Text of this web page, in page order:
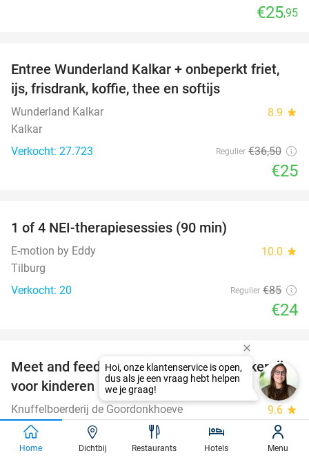
€25,95
32%
Entree Wunderland Kalkar + onbeperkt friet,
ijs, frisdrank, koffie, thee en softijs
Wunderland Kalkar 8.9 star
Kalkar
Verkocht: 27.723
Regulier €36,50
€25
1 of 4 NEI-therapiesessies (90 min)
E-motion by Eddy 10.0 star
Tilburg
Verkocht: 20
Regulier €85
€24
25%
Meet and feed + drankje + gebak of lekkernij
voor kinderen
Knuffelboerderij de Goordonkhoeve 9.6 star
Baarle-Nassau (13 km)
Verkocht: 474
€10
Home Dichtbij Restaurants Hotels Menu